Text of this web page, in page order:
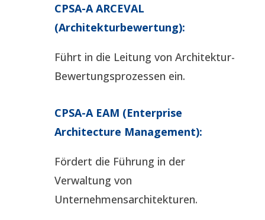
CPSA-A ARCEVAL
(Architekturbewertung):
Führt in die Leitung von Architektur-
Bewertungsprozessen ein.
CPSA-A EAM (Enterprise
Architecture Management):
Fördert die Führung in der
Verwaltung von
Unternehmensarchitekturen.